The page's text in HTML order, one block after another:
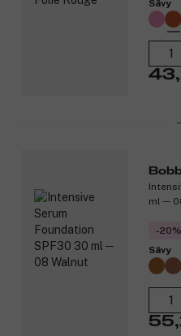
Sävy
ml ─
-20%
Sävy